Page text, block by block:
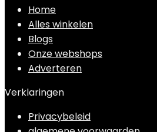
Home
Alles winkelen
Blogs
Onze webshops
Adverteren
Verklaringen
Privacybeleid